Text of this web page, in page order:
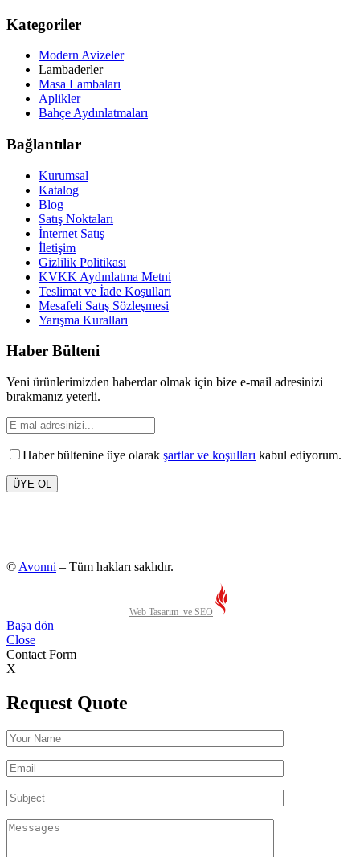
Kategoriler
Modern Avizeler
Lambaderler
Masa Lambaları
Aplikler
Bahçe Aydınlatmaları
Bağlantılar
Kurumsal
Katalog
Blog
Satış Noktaları
İnternet Satış
İletişim
Gizlilik Politikası
KVKK Aydınlatma Metni
Teslimat ve İade Koşulları
Mesafeli Satış Sözleşmesi
Yarışma Kuralları
Haber Bülteni
Yeni ürünlerimizden haberdar olmak için bize e-mail adresinizi
bırakmanız yeterli.
Haber bültenine üye olarak şartlar ve koşulları kabul ediyorum.
ÜYE OL
© Avonni – Tüm hakları saklıdır.
Web Tasarım ve SEO
Başa dön
Close
Contact Form
X
Request Quote